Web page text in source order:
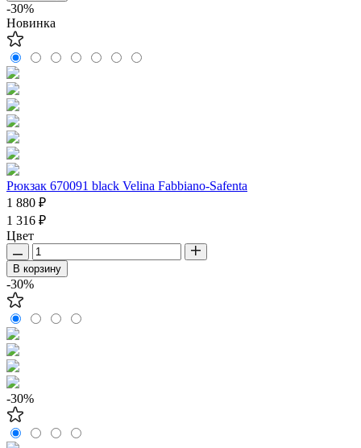
-30%
Новинка
Рюкзак 670091 black Velina Fabbiano-Safenta
1 880 ₽
1 316 ₽
Цвет
В корзину
-30%
-30%